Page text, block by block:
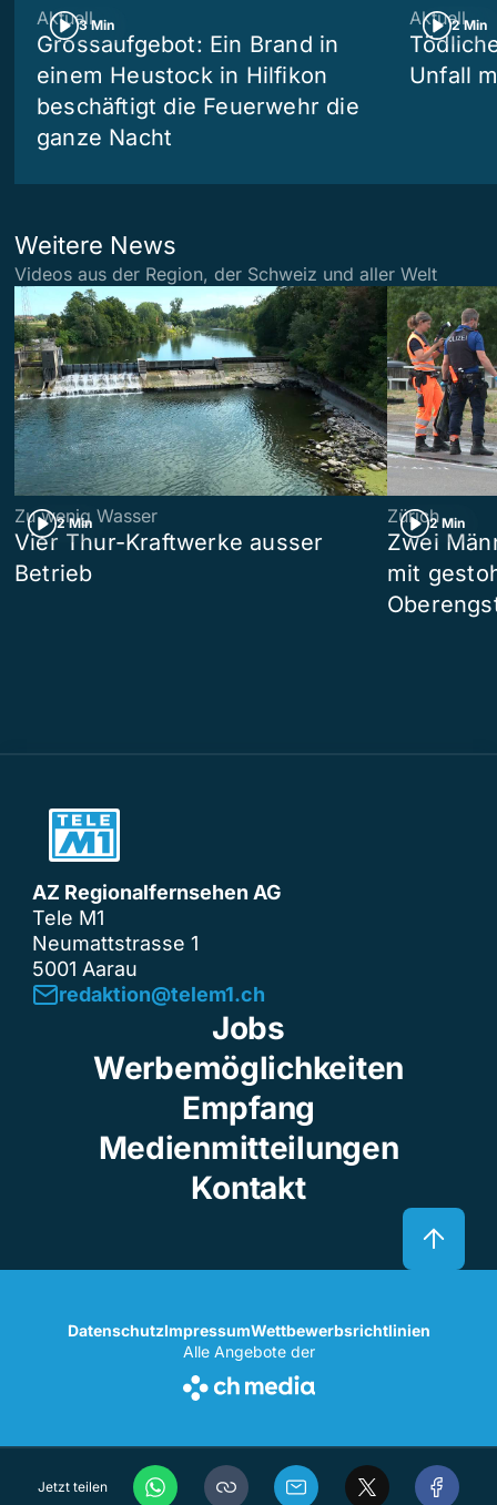
Jetzt teilen
3 Min
Aktuell
Grossaufgebot: Ein Brand in
einem Heustock in Hilfikon
beschäftigt die Feuerwehr die
ganze Nacht
2 Min
Aktuell
Unfall
Weitere News
Videos aus der Region, der Schweiz und aller Welt
2 Min
Zu wenig Wasser
Vier Thur-Kraftwerke ausser
Betrieb
2 Min
Zürich
Zwei
mit
AZ Regionalfernsehen AG
Tele M1
Neumattstrasse 1
5001 Aarau
redaktion@telem1.ch
Jobs
Werbemöglichkeiten
Empfang
Medienmitteilungen
Kontakt
DatenschutzImpressumWettbewerbsrichtlinien
Alle Angebote der